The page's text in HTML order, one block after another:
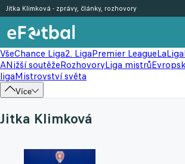
VšeChance Liga2. LigaPremier LeagueLaLiga
ANižší soutěžeRozhovoryLiga mistrů
ligaMistrovství světa
Více
Jitka Klimková - zprávy, články, rozhovory
Jitka Klimková